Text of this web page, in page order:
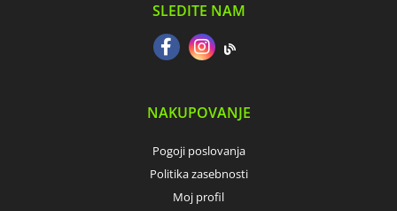
SLEDITE NAM
NAKUPOVANJE
Pogoji poslovanja
Politika zasebnosti
Moj profil